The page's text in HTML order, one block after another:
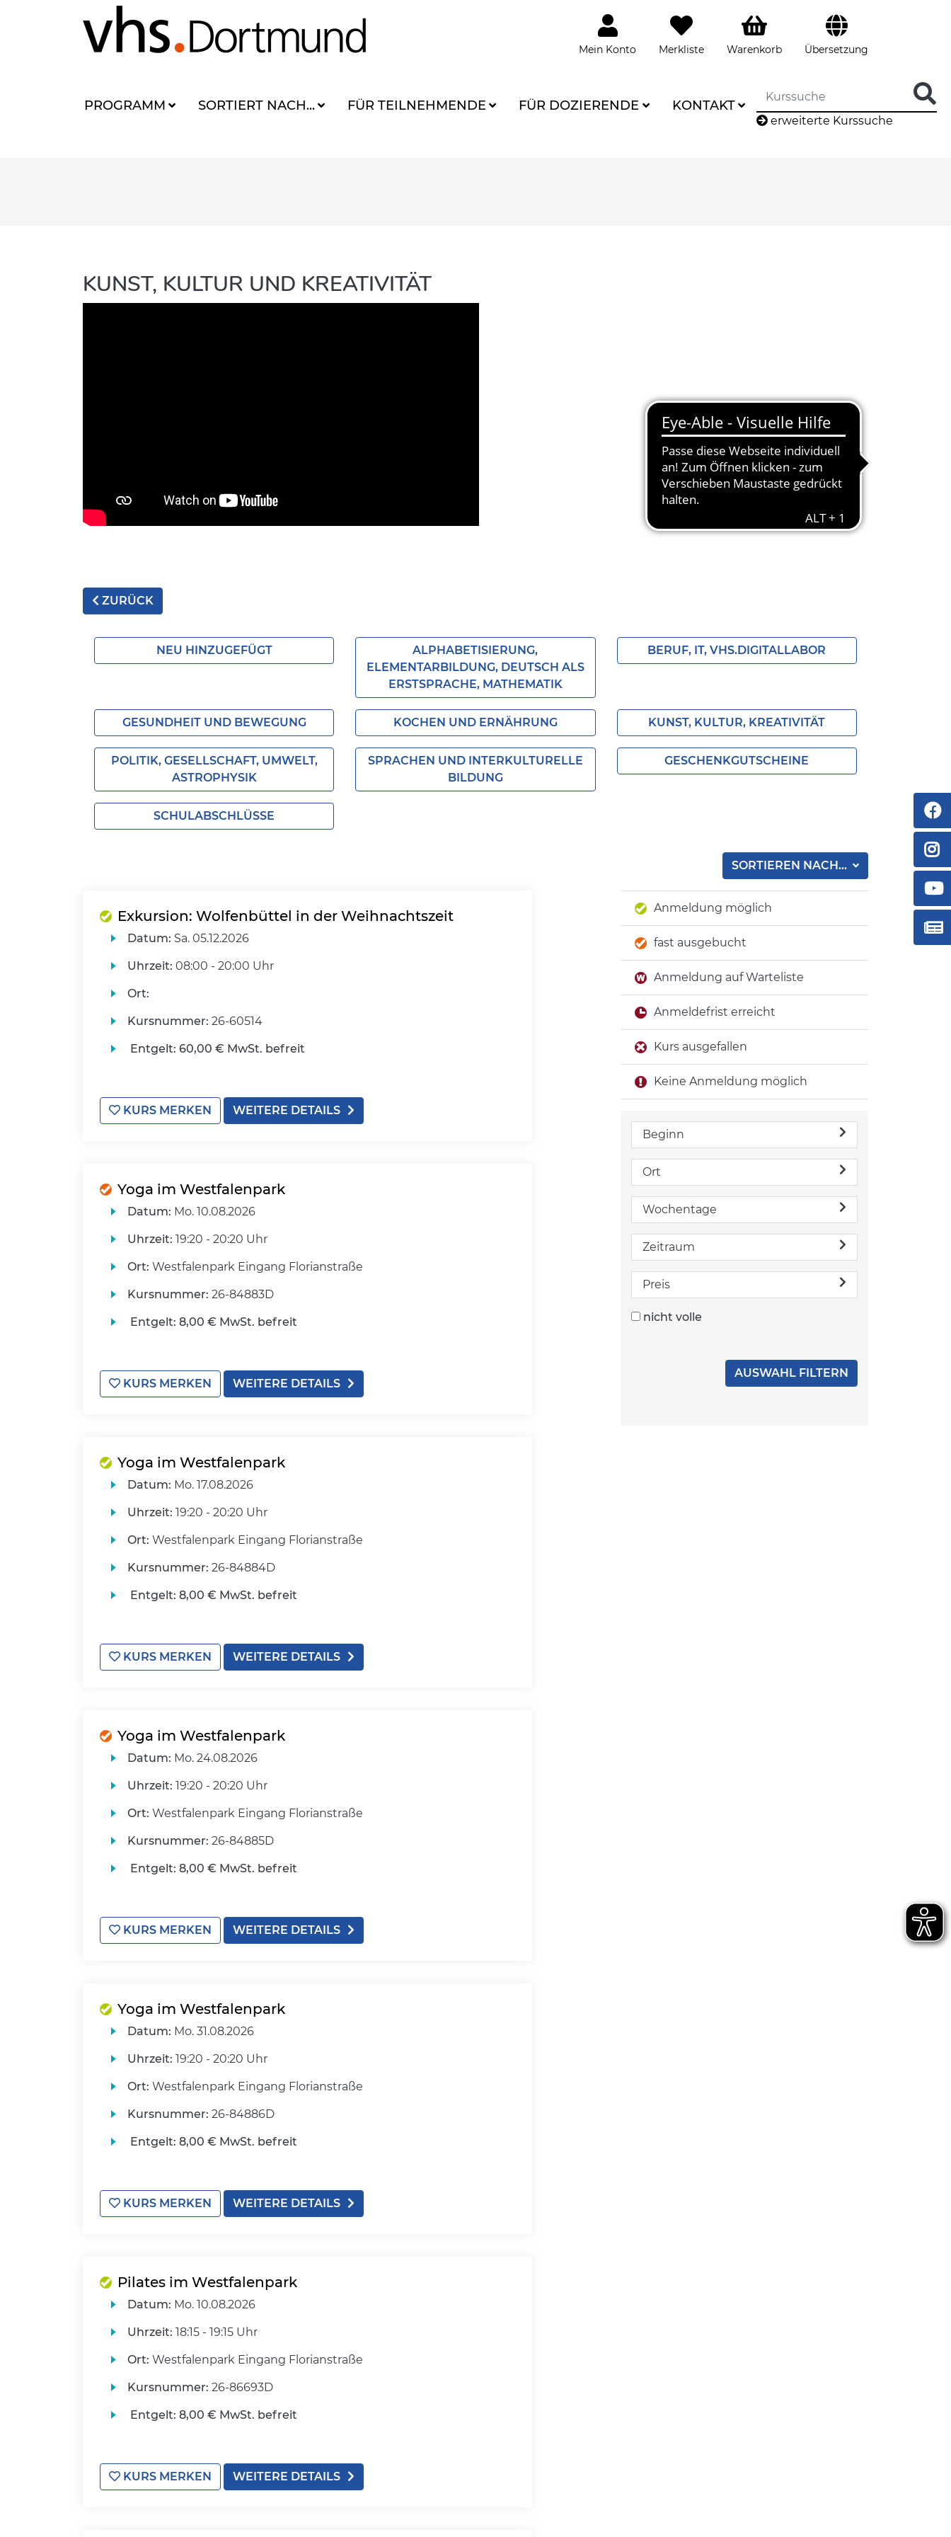
Mein Konto Merkliste Warenkorb Übersetzung
PROGRAMM SORTIERT NACH... FÜR TEILNEHMENDE FÜR DOZIERENDE KONTAKT
erweiterte Kurssuche
KUNST, KULTUR UND KREATIVITÄT
ZURÜCK
NEU HINZUGEFÜGT
ALPHABETISIERUNG,
ELEMENTARBILDUNG, DEUTSCH ALS
ERSTSPRACHE, MATHEMATIK
BERUF, IT, VHS.DIGITALLABOR
GESUNDHEIT UND BEWEGUNG KOCHEN UND ERNÄHRUNG KUNST, KULTUR, KREATIVITÄT
POLITIK, GESELLSCHAFT, UMWELT,
ASTROPHYSIK
SPRACHEN UND INTERKULTURELLE
BILDUNG
GESCHENKGUTSCHEINE
SCHULABSCHLÜSSE
SORTIEREN NACH...
Exkursion: Wolfenbüttel in der Weihnachtszeit
Datum: Sa. 05.12.2026
Uhrzeit: 08:00 - 20:00 Uhr
Ort:
Kursnummer: 26-60514
Entgelt: 60,00 € MwSt. befreit
KURS MERKEN WEITERE DETAILS
Yoga im Westfalenpark
Datum: Mo. 10.08.2026
Uhrzeit: 19:20 - 20:20 Uhr
Ort: Westfalenpark Eingang Florianstraße
Kursnummer: 26-84883D
Entgelt: 8,00 € MwSt. befreit
KURS MERKEN WEITERE DETAILS
Yoga im Westfalenpark
Datum: Mo. 17.08.2026
Uhrzeit: 19:20 - 20:20 Uhr
Ort: Westfalenpark Eingang Florianstraße
Kursnummer: 26-84884D
Entgelt: 8,00 € MwSt. befreit
KURS MERKEN WEITERE DETAILS
Yoga im Westfalenpark
Datum: Mo. 24.08.2026
Uhrzeit: 19:20 - 20:20 Uhr
Ort: Westfalenpark Eingang Florianstraße
Kursnummer: 26-84885D
Entgelt: 8,00 € MwSt. befreit
KURS MERKEN WEITERE DETAILS
Yoga im Westfalenpark
Datum: Mo. 31.08.2026
Uhrzeit: 19:20 - 20:20 Uhr
Ort: Westfalenpark Eingang Florianstraße
Kursnummer: 26-84886D
Entgelt: 8,00 € MwSt. befreit
KURS MERKEN WEITERE DETAILS
Pilates im Westfalenpark
Datum: Mo. 10.08.2026
Uhrzeit: 18:15 - 19:15 Uhr
Ort: Westfalenpark Eingang Florianstraße
Kursnummer: 26-86693D
Entgelt: 8,00 € MwSt. befreit
KURS MERKEN WEITERE DETAILS
Anmeldung möglich
fast ausgebucht
Anmeldung auf Warteliste
Anmeldefrist erreicht
Kurs ausgefallen
Keine Anmeldung möglich
Beginn
Ort
Wochentage
Zeitraum
Preis
nicht volle